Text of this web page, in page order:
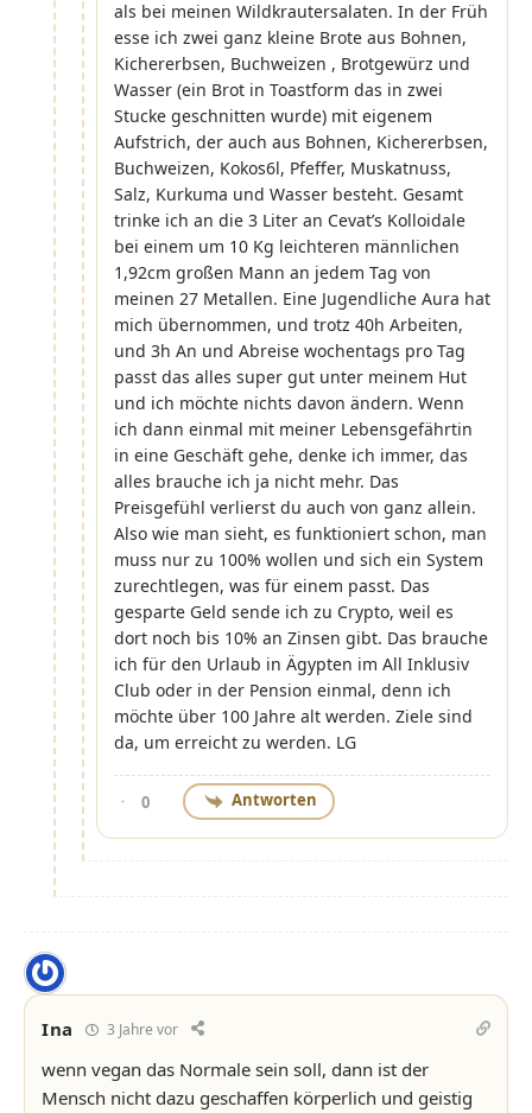
als bei meinen Wildkrautersalaten. In der Früh
esse ich zwei ganz kleine Brote aus Bohnen,
Kichererbsen, Buchweizen , Brotgewürz und
Wasser (ein Brot in Toastform das in zwei
Stucke geschnitten wurde) mit eigenem
Aufstrich, der auch aus Bohnen, Kichererbsen,
Buchweizen, Kokos6l, Pfeffer, Muskatnuss,
Salz, Kurkuma und Wasser besteht. Gesamt
trinke ich an die 3 Liter an Cevat’s Kolloidale
bei einem um 10 Kg leichteren männlichen
1,92cm großen Mann an jedem Tag von
meinen 27 Metallen. Eine Jugendliche Aura hat
mich übernommen, und trotz 40h Arbeiten,
und 3h An und Abreise wochentags pro Tag
passt das alles super gut unter meinem Hut
und ich möchte nichts davon ändern. Wenn
ich dann einmal mit meiner Lebensgefährtin
in eine Geschäft gehe, denke ich immer, das
alles brauche ich ja nicht mehr. Das
Preisgefühl verlierst du auch von ganz allein.
Also wie man sieht, es funktioniert schon, man
muss nur zu 100% wollen und sich ein System
zurechtlegen, was für einem passt. Das
gesparte Geld sende ich zu Crypto, weil es
dort noch bis 10% an Zinsen gibt. Das brauche
ich für den Urlaub in Ägypten im All Inklusiv
Club oder in der Pension einmal, denn ich
möchte über 100 Jahre alt werden. Ziele sind
da, um erreicht zu werden. LG
0 Antworten
Ina 3 Jahre vor
wenn vegan das Normale sein soll, dann ist der
Mensch nicht dazu geschaffen körperlich und geistig